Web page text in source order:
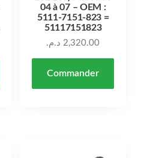
04 à 07 – OEM :
5111-7151-823 =
51117151823
2,320.00 د.م.
Commander